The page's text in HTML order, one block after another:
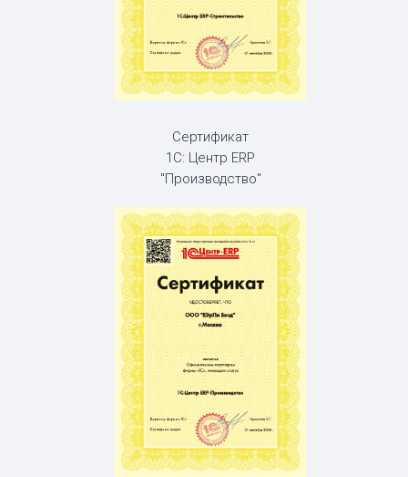
Сертификат
1С: Центр ERP
"Производство"